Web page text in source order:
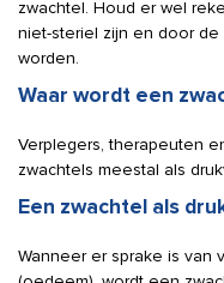
zwachtel. Houd er wel
niet-steriel zijn en door
worden.
Waar wordt een
Verplegers, therapeuten
zwachtels meestal als
Een zwachtel als
Wanneer er sprake is van